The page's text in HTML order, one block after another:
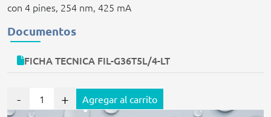
con 4 pines, 254 nm, 425 mA
Documentos
FICHA TECNICA FIL-G36T5L/4-LT
- + Agregar al carrito